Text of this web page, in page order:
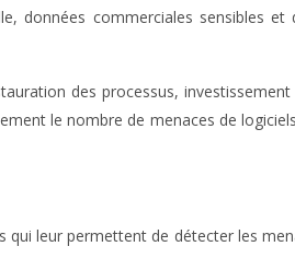
données commerciales sensibles et
des processus,
le nombre de menaces de
qui leur permettent de détecter les